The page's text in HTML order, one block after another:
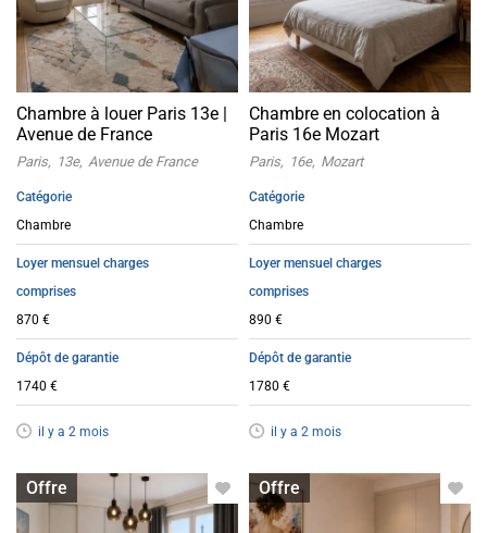
Chambre à louer Paris 13e |
Avenue de France
Paris 13e Avenue de France
Catégorie
Chambre
Loyer mensuel charges
comprises
870 €
Dépôt de garantie
1740 €
il y a 2 mois
Chambre en colocation à
Paris 16e Mozart
Paris 16e Mozart
Catégorie
Chambre
Loyer mensuel charges
comprises
890 €
Dépôt de garantie
1780 €
il y a 2 mois
Offre
Chambre à louer Offre
Chambre à louer